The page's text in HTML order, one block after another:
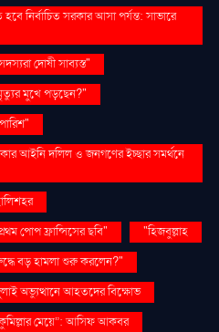
নির্বাচিত সরকার আসা পর্যন্ত: সাভারে
দোষী সাব্যস্ত"
মুখে পড়ছেন?"
আইনি দলিল ও জনগণের ইচ্ছার সমর্থনে
পোপ ফ্রান্সিসের ছবি"
"হিজবুল্লাহ
বড় হামলা শুরু করলেন?"
অভ্যুত্থানে আহতদের বিক্ষোভ
মেয়ে”: আসিফ আকবর